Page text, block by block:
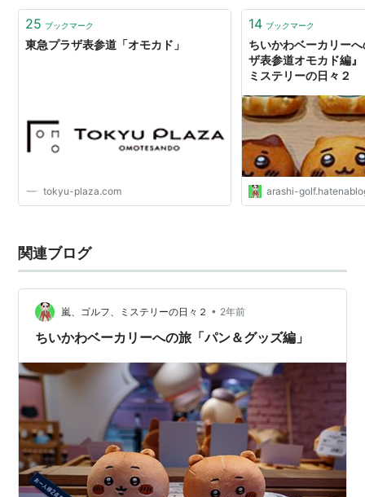
25 ブックマーク
東急プラザ表参道「オモカド」
tokyu-plaza.com
14 ブックマーク
ちいかわベーカリー
ザ表参道オモカド編
ミステリーの日々２
arashi-
関連ブログ
嵐、ゴルフ、ミステリーの日々２ • 2年前
ちいかわベーカリーへの旅「パン＆グッズ編」